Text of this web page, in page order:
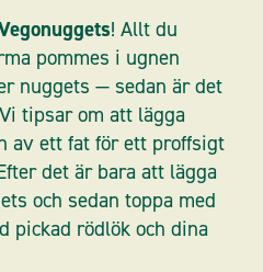
! Allt du
pommes i ugnen
nuggets — sedan är det
tipsar om att lägga
av ett fat för ett proffsigt
det är bara att lägga
och sedan toppa med
pickad rödlök och dina